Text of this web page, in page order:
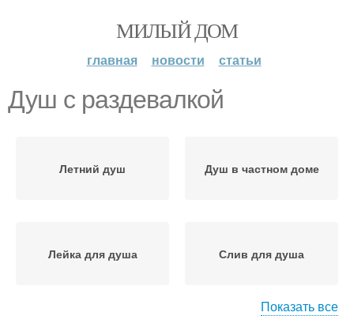
МИЛЫЙ ДОМ
главная новости статьи
Душ с раздевалкой
Летний душ Душ в частном доме
Лейка для душа Слив для душа
Показать все